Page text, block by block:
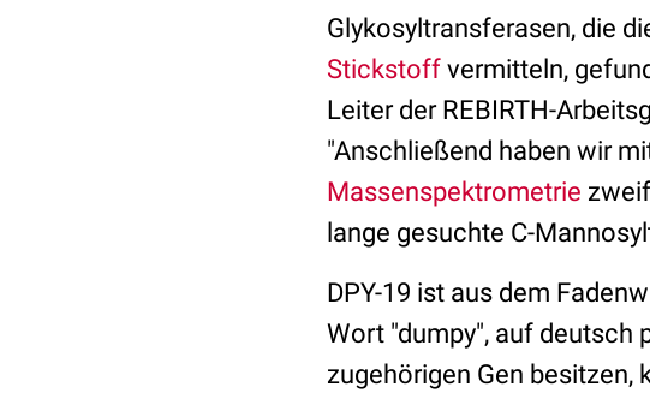
Glykosyltransferasen, die
Stickstoff vermitteln,
Leiter der REBIRTH-
"Anschließend haben wir
Massenspektrometrie
lange gesuchte C-
DPY-19 ist aus dem
Wort "dumpy", auf deutsch
zugehörigen Gen besitzen,